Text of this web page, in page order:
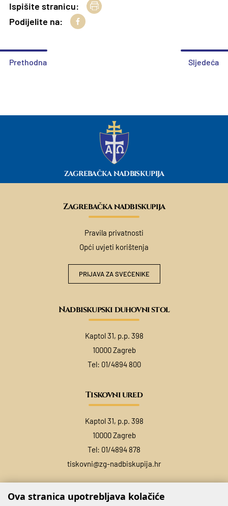
Ispišite stranicu:
Podijelite na:
Prethodna Sljedeća
ZAGREBAČKA NADBISKUPIJA
Zagrebačka nadbiskupija
Pravila privatnosti
Opći uvjeti korištenja
PRIJAVA ZA SVEĆENIKE
Nadbiskupski duhovni stol
Kaptol 31, p.p. 398
10000 Zagreb
Tel: 01/4894 800
Tiskovni ured
Kaptol 31, p.p. 398
10000 Zagreb
Tel: 01/4894 878
tiskovni@zg-nadbiskupija.hr
Ova stranica upotrebljava kolačiće